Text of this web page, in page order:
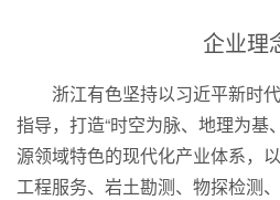
企业理
浙江有色坚持以习近平新时
指导，打造“时空为脉、地理为基
源领域特色的现代化产业体系，以
工程服务、岩土勘测、物探检测